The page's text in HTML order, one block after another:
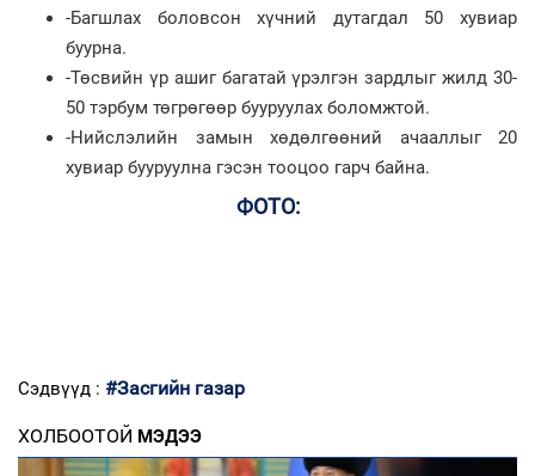
-Багшлах боловсон хүчний дутагдал 50 хувиар
буурна.
-Төсвийн үр ашиг багатай үрэлгэн зардлыг жилд 30-
50 тэрбум төгрөгөөр бууруулах боломжтой.
-Нийслэлийн замын хөдөлгөөний ачааллыг 20
хувиар бууруулна гэсэн тооцоо гарч байна.
ФОТО:
Сэдвүүд : #Засгийн газар
ХОЛБООТОЙ МЭДЭЭ